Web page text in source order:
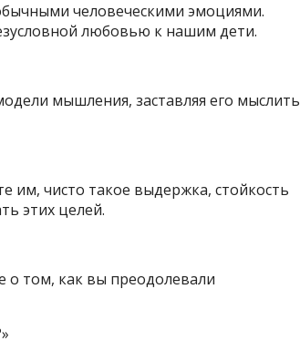
человеческими эмоциями.
любовью к нашим дети.
мышления, заставляя его мыслить
им, чисто такое выдержка, стойкость
этих целей.
о том, как вы преодолевали